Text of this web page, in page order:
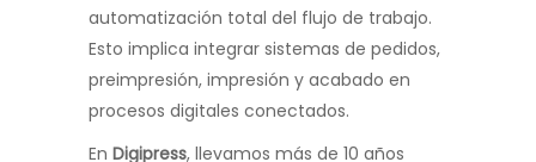
automatización total del flujo de trabajo.
Esto implica integrar sistemas de pedidos,
preimpresión, impresión y acabado en
procesos digitales conectados.
En Digipress, llevamos más de 10 años